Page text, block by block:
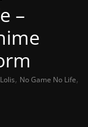
–
Lolis, No Game No Life,